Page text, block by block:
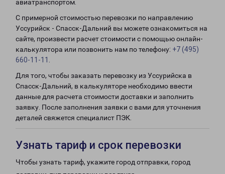
авиатранспортом.
С примерной стоимостью перевозки по направлению
Уссурийск - Спасск-Дальний вы можете ознакомиться на
сайте, произвести расчет стоимости с помощью онлайн-
калькулятора или позвонить нам по телефону: +7 (495)
660-11-11
Для того, чтобы заказать перевозку из Уссурийска в
Спасск-Дальний, в калькуляторе необходимо ввести
данные для расчета стоимости доставки и заполнить
заявку. После заполнения заявки с вами для уточнения
деталей свяжется специалист ПЭК.
Узнать тариф и срок перевозки
Чтобы узнать тариф, укажите город отправки, город